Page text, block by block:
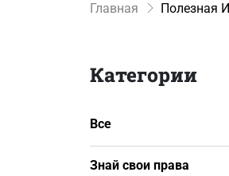
Главная Полезная
Категории
Все
Знай свои права